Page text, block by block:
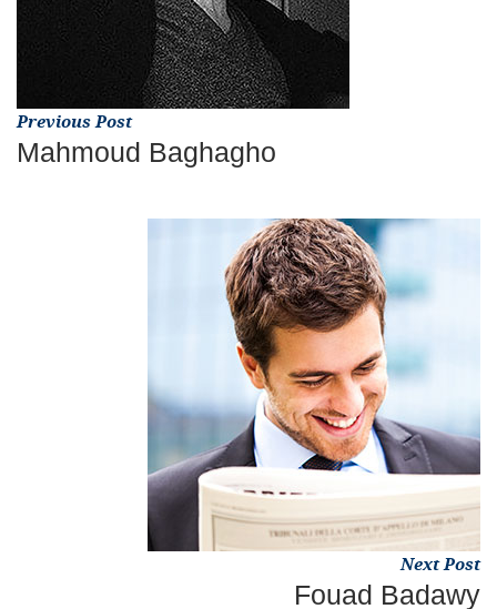
Previous Post
Mahmoud Baghagho
Next Post
Fouad Badawy